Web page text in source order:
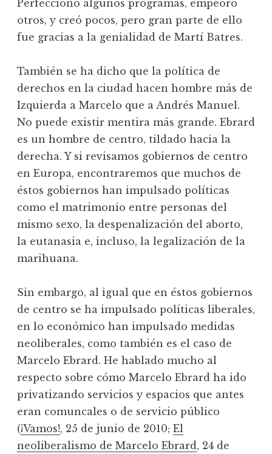
Perfeccionó algunos programas, empeoró
otros, y creó pocos, pero gran parte de ello
fue gracias a la genialidad de Martí Batres.
También se ha dicho que la política de
derechos en la ciudad hacen hombre más de
Izquierda a Marcelo que a Andrés Manuel.
No puede existir mentira más grande. Ebrard
es un hombre de centro, tildado hacia la
derecha. Y si revisamos gobiernos de centro
en Europa, encontraremos que muchos de
éstos gobiernos han impulsado políticas
como el matrimonio entre personas del
mismo sexo, la despenalización del aborto,
la eutanasia e, incluso, la legalización de la
marihuana.
Sin embargo, al igual que en éstos gobiernos
de centro se ha impulsado políticas liberales,
en lo económico han impulsado medidas
neoliberales, como también es el caso de
Marcelo Ebrard. He hablado mucho al
respecto sobre cómo Marcelo Ebrard ha ido
privatizando servicios y espacios que antes
eran comuncales o de servicio público
(¡Vamos!, 25 de junio de 2010; El
neoliberalismo de Marcelo Ebrard , 24 de